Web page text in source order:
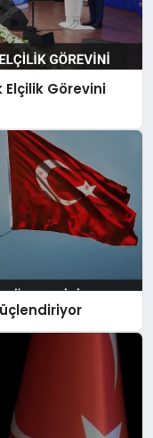
Elçilik Görevini